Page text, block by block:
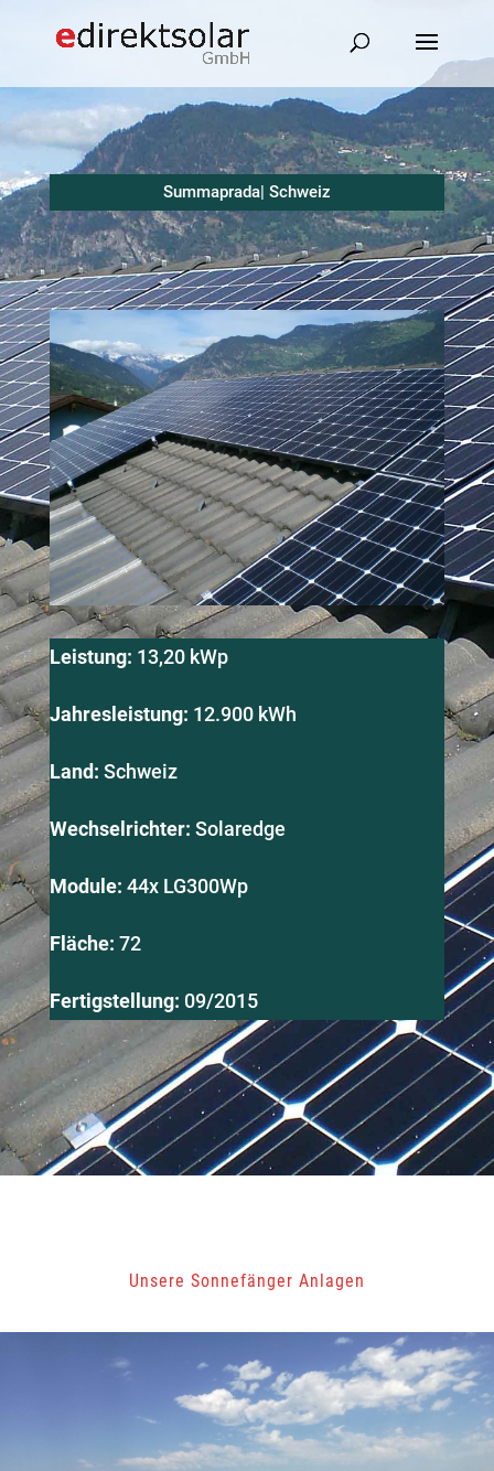
Summaprada| Schweiz
Leistung: 13,20 kWp
Jahresleistung: 12.900 kWh
Land: Schweiz
Wechselrichter: Solaredge
Module: 44x LG300Wp
Fläche: 72
Fertigstellung: 09/2015
Unsere Sonnefänger Anlagen